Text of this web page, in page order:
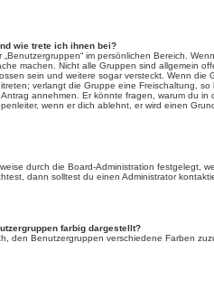
wie trete ich ihnen bei?
im persönlichen Bereich.
machen. Nicht alle Gruppen sind allgemein
sein und weitere sogar versteckt. Wenn die
verlangt die Gruppe eine Freischaltung,
annehmen. Er könnte fragen, warum du in
wenn er dich ablehnt, er wird einen
durch die Board-Administration festgelegt,
dann solltest du einen Administrator
farbig dargestellt?
den Benutzergruppen verschiedene Farben